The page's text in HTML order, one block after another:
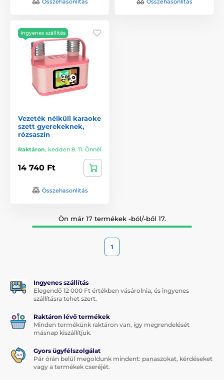
Ingyenes szállítás
Vezeték nélküli karaoke
szett gyerekeknek,
rózsaszín
Raktáron, kedden 8. 11. Önnél
14 740 Ft
Összehasonlítás
Ön már 17 termékek -ból/-ből 17.
1
Ingyenes szállítás
Elegendő 12 000 Ft értékben vásárolnia, és ingyenes
szállításra tehet szert.
Raktáron lévő termékek
Minden termékünk raktáron van, így megrendelését
másnap kiszállítjuk.
Gyors ügyfélszolgálat
Pár órán belül megoldunk mindent: panaszokat, kérdéseket
vagy a termékek cseréjét.